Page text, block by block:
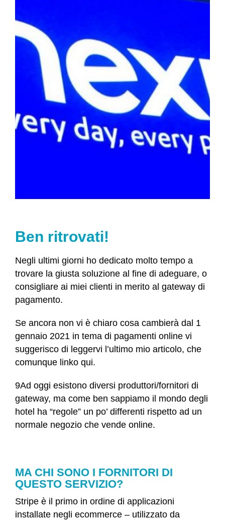
Ben ritrovati!
Negli ultimi giorni ho dedicato molto tempo a
trovare la giusta soluzione al fine di adeguare, o
consigliare ai miei clienti in merito al gateway di
pagamento.
Se ancora non vi è chiaro cosa cambierà dal 1
gennaio 2021 in tema di pagamenti online vi
suggerisco di leggervi l’ultimo mio articolo, che
comunque linko qui.
9Ad oggi esistono diversi produttori/fornitori di
gateway, ma come ben sappiamo il mondo degli
hotel ha “regole” un po’ differenti rispetto ad un
normale negozio che vende online.
MA CHI SONO I FORNITORI DI
QUESTO SERVIZIO?
Stripe è il primo in ordine di applicazioni
installate negli ecommerce – utilizzato da